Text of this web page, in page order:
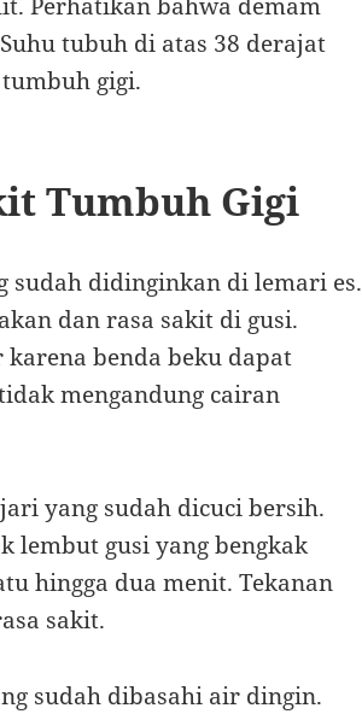
tubuh di atas 38 derajat
gigi.
Tumbuh Gigi
sudah didinginkan di lemari es.
dan rasa sakit di gusi.
karena benda beku dapat
mengandung cairan
yang sudah dicuci bersih.
lembut gusi yang bengkak
hingga dua menit. Tekanan
sakit.
sudah dibasahi air dingin.